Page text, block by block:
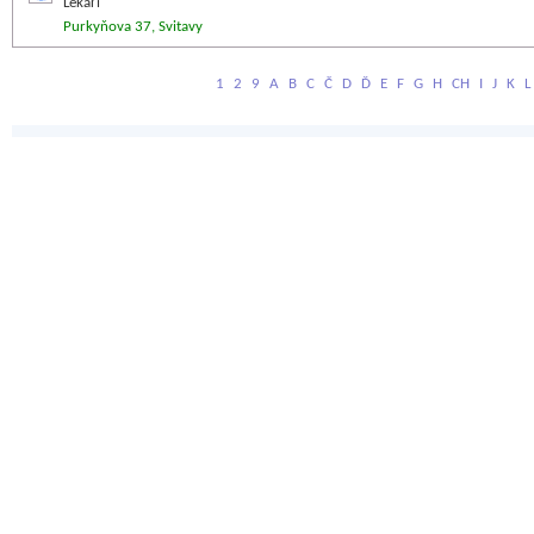
Purkyňova 37, Svitavy
1 2 9 A B C Č D Ď E F G H CH I J K L